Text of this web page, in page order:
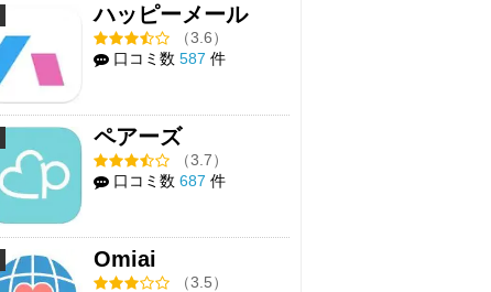
ハッピーメール
（3.6）
口コミ数 587 件
ペアーズ
（3.7）
口コミ数 687 件
Omiai
（3.5）